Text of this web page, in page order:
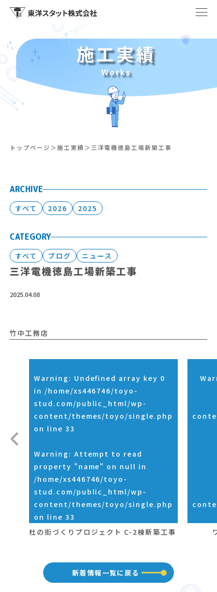
施工実績
Works
トップページ 施工実績 三洋電機徳島工場新築工事
ARCHIVE
すべて 2026 2025
CATEGORY
すべて ブログ ニュース
三洋電機徳島工場新築工事
2025.04.08
竹中工務店
Warning : Undefined array key 0
in /home/xs446746/toyo-
stud.com/public_html/wp-
content/themes/toyo/single.php
on line 33
Warning : Attempt to read
property "name" on null in
/home/xs446746/toyo-
stud.com/public_html/wp-
content/themes/toyo/single.php
on line 33
杜の街づくりプロジェクト C-2棟新築工事
新着情報一覧に戻る